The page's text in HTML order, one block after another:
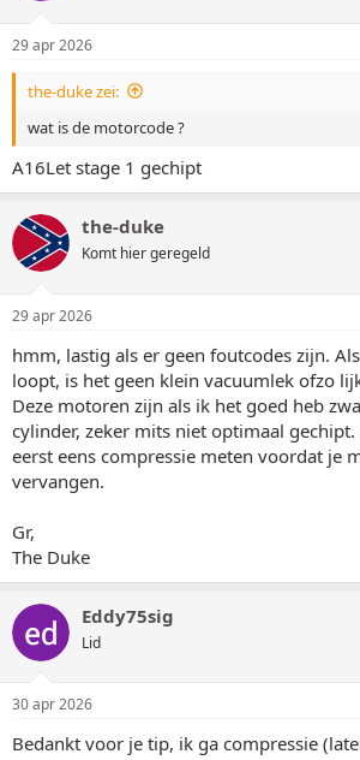
29 apr 2026
the-duke zei:
wat is de motorcode ?
A16Let stage 1 gechipt
the-duke
Komt hier geregeld
29 apr 2026
hmm, lastig als er geen foutcodes zijn.
loopt, is het geen klein vacuumlek ofzo
Deze motoren zijn als ik het goed heb
cylinder, zeker mits niet optimaal
eerst eens compressie meten voordat je
vervangen.
Gr,
The Duke
Eddy75sig
Lid
30 apr 2026
Bedankt voor je tip, ik ga compressie